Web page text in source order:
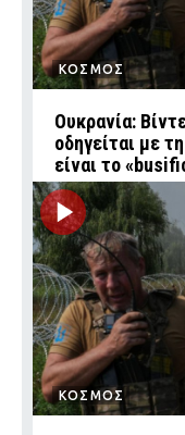
ΚΟΣΜΟΣ
Ουκρανία:
οδηγείται με
είναι το
ΚΟΣΜΟΣ